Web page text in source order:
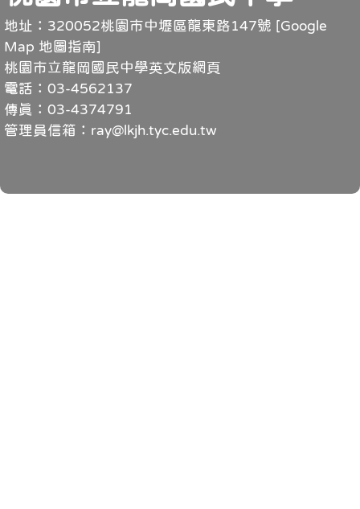
地址：320052桃園市中壢區龍東路147號 [Google
Map 地圖指南]
桃園市立龍岡國民中學英文版網頁
電話：03-4562137
傳真：03-4374791
管理員信箱：ray@lkjh.tyc.edu.tw